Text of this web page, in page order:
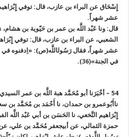
إِسْحَاق عن البراء بن عازب، قال: توفي
عشر شهراً.
قال: ونا عَبْد اللَّه بن عمر بن حَيّوية بن
الشعبي، عن البراء بن عازب، قال: توفي
عشر شهراً، فقال رَسُول‏اللَّه(ص): «اِدفنوه في
في الجنة»(36)
.
54 – أخْبَرَنا أبو مُحَمَّد هبة اللَّه بن عمر
ناأَبُوعمرو بن حمدان، نا أَحْمَد بن مُحَمَّد بن
إِبْرَاهيم النَّخعي، نا الحَسَن بن أبي عَبْد اللَّه
حمزة الثمالي، عن أبي‏جعفر مُحَمَّد بن علي، عن